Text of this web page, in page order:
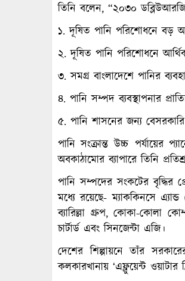
তিনি বলেন, “২০৩০
১. দূষিত পানি পরিশোধনে বড়
২. দূষিত পানি পরিশোধনে
৩. সমগ্র বাংলাদেশে পানির
৪. পানি সম্পদ ব্যবস্থাপনার
৫. পানি শাসনের জন্য
পানি সংক্রান্ত উচ্চ পর্যায়ের
অবকাঠামোর ব্যাপারে তিনি
পানি সম্পদের সংকটের বৃদ্ধির
মধ্যে রয়েছে- ম্যাককিনসে
ব্যারিল্লা গ্রুপ, কোকা-কোলা
চার্টার্ড এবং সিনজেন্টা এজি।
দেশের শিল্পায়নে তাঁর
কলকারখানায় ‘এফ্লুয়েন্ট ওয়াটার